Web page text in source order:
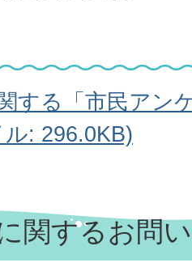
する「市民アン
: 296.0KB)
関するお問